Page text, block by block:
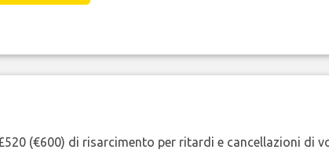
(€600) di risarcimento per ritardi e cancellazioni di